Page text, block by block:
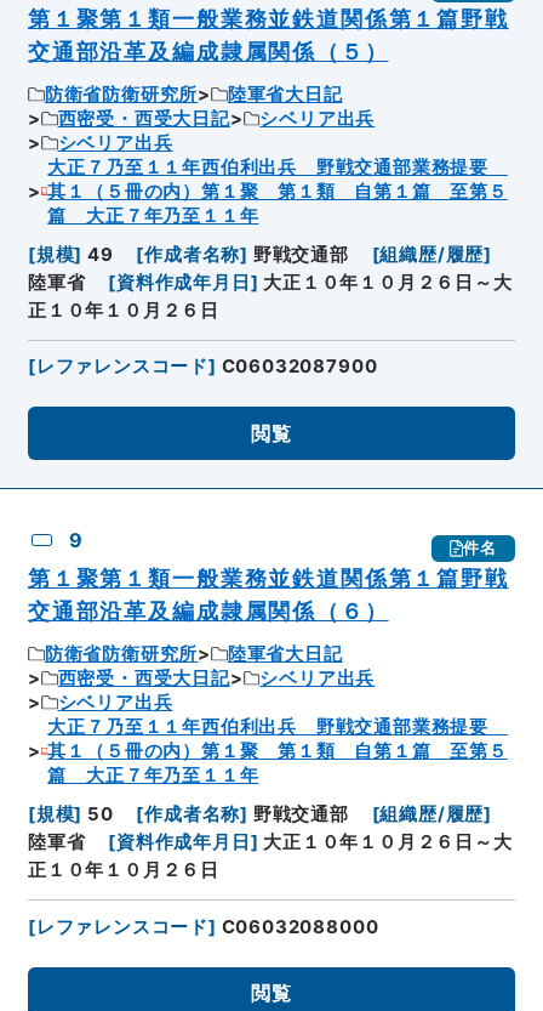
第１聚第１類一般業務並鉄道関係第１篇野戦
交通部沿革及編成隷属関係（５）
防衛省防衛研究所
陸軍省大日記
西密受・西受大日記
シベリア出兵
シベリア出兵
大正７乃至１１年西伯利出兵 野戦交通部業務提要
其１（５冊の内）第１聚 第１類 自第１篇 至第５
篇 大正７年乃至１１年
[規模] 49 [作成者名称] 野戦交通部 [組織歴/履歴]
陸軍省
[資料作成年月日 ] 大正１０年１０月２６日～大
正１０年１０月２６日
[レファレンスコード] C06032087900
閲覧
9 件名
第１聚第１類一般業務並鉄道関係第１篇野戦
交通部沿革及編成隷属関係（６）
防衛省防衛研究所
陸軍省大日記
西密受・西受大日記
シベリア出兵
シベリア出兵
大正７乃至１１年西伯利出兵 野戦交通部業務提要
其１（５冊の内）第１聚 第１類 自第１篇 至第５
篇 大正７年乃至１１年
[規模] 50 [作成者名称] 野戦交通部 [組織歴/履歴]
陸軍省
[資料作成年月日 ] 大正１０年１０月２６日～大
正１０年１０月２６日
[レファレンスコード] C06032088000
閲覧